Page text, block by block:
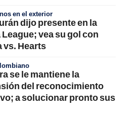
en el exterior
dijo presente en la
vea su gol con
vs. Hearts
se le mantiene la
del reconocimiento
a solucionar pronto sus